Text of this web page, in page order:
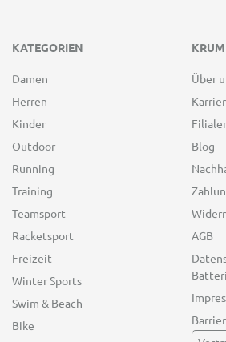
KATEGORIEN
Damen
Herren
Kinder
Outdoor
Running
Training
Teamsport
Racketsport
Freizeit
Winter Sports
Swim & Beach
Bike
Über
Blog
AGB